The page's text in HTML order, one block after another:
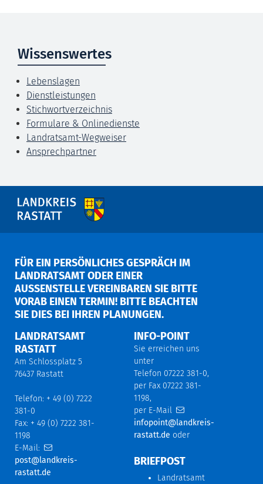
Wissenswertes
Lebenslagen
Dienstleistungen
Stichwortverzeichnis
Formulare & Onlinedienste
Landratsamt-Wegweiser
Ansprechpartner
FÜR EIN PERSÖNLICHES GESPRÄCH IM
LANDRATSAMT ODER EINER
AUSSENSTELLE VEREINBAREN SIE BITTE V
ORAB EINEN TERMIN! BITTE BEACHTEN S
IE DIES BEI IHREN PLANUNGEN.
LANDRATSAMT
RASTATT
Am Schlossplatz 5
76437 Rastatt
Telefon: + 49 (0) 7222
381-0
Fax: + 49 (0) 7222 381-
1198
E-Mail:
post@landkreis-
rastatt.de
INFO-POINT
Sie erreichen uns
unter
Telefon 07222 381-0,
per Fax 07222 381-
1198,
per E-Mail
infopoint@landkreis-
rastatt.de oder
BRIEFPOST
Landratsamt